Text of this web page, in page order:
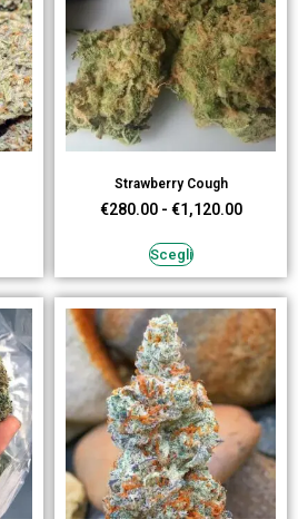
Strawberry Cough
€280.00 - €1,120.00
Scegli